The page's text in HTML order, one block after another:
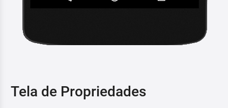
Tela de Propriedades